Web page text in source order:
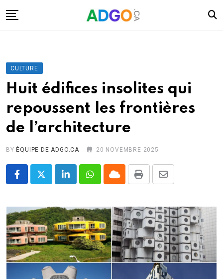
to
Santé
Énergie
Robots
Tech.
Militaire
Sciences
Culture
CULTURE
Huit édifices insolites qui
repoussent les frontières
de l’architecture
BYÉQUIPE DE ADGO.CA 20 NOVEMBRE 2025
LinkedInWhatsappCloudPrint
Share
Email